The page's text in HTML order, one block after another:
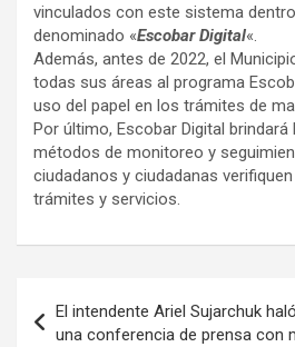
vinculados con este sistema
denominado «Escobar Digital«.
Además, antes de 2022, el
todas sus áreas al programa
uso del papel en los trámites de
Por último, Escobar Digital
métodos de monitoreo y
ciudadanos y ciudadanas
trámites y servicios.
de
El intendente Ariel Sujarchuk
una conferencia de prensa con